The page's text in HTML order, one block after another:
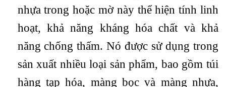
nhựa trong hoặc mờ này thể hiện tính linh
hoạt, khả năng kháng hóa chất và khả
năng chống thấm. Nó được sử dụng trong
sản xuất nhiều loại sản phẩm, bao gồm túi
hàng tạp hóa, màng bọc và màng nhựa,